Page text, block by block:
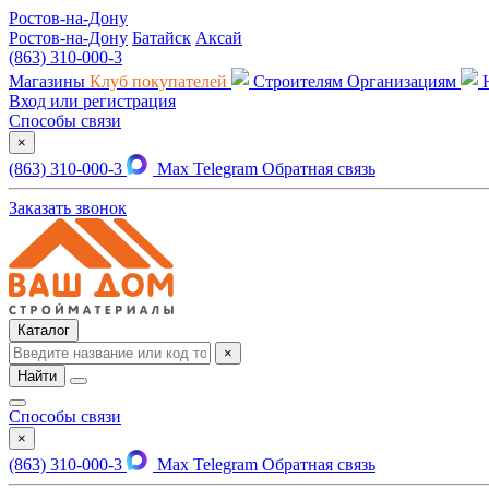
Ростов-на-Дону
Ростов-на-Дону Батайск Аксай
(863) 310-000-3
Магазины Клуб покупателей Строителям Организациям
Вход или регистрация
Способы связи
×
(863) 310-000-3 Max Telegram Обратная связь
Заказать звонок
Каталог
×
Найти
Способы связи
×
(863) 310-000-3 Max Telegram Обратная связь